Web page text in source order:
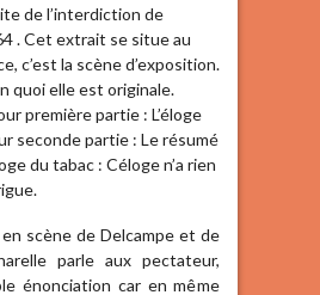
de l’interdiction de
. Cet extrait se situe au
c’est la scène d’exposition.
quoi elle est originale.
première partie : L’éloge
seconde partie : Le résumé
du tabac : Céloge n’a rien
scène de Delcampe et de
parle aux pectateur,
énonciation car en même